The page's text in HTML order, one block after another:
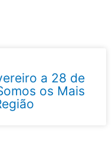
a 28 de
os Mais